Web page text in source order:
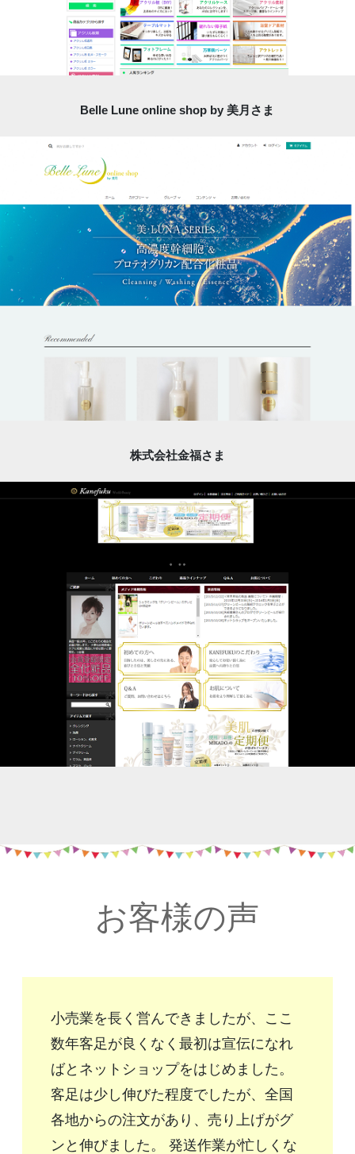
Belle Lune online shop by 美月さま
株式会社金福さま
お客様の声
小売業を長く営んできましたが、ここ
数年客足が良くなく最初は宣伝になれ
ばとネットショップをはじめました。
客足は少し伸びた程度でしたが、全国
各地からの注文があり、売り上げがグ
ンと伸びました。 発送作業が忙しくな